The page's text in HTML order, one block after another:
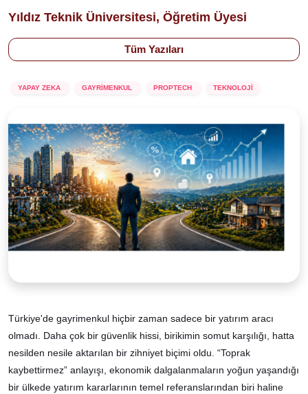
Yıldız Teknik Üniversitesi, Öğretim Üyesi
Tüm Yazıları
YAPAY ZEKA GAYRİMENKUL PROPTECH TEKNOLOJİ
Türkiye'de gayrimenkul hiçbir zaman sadece bir yatırım aracı
olmadı. Daha çok bir güvenlik hissi, birikimin somut karşılığı, hatta
nesilden nesile aktarılan bir zihniyet biçimi oldu. “Toprak
kaybettirmez” anlayışı, ekonomik dalgalanmaların yoğun yaşandığı
bir ülkede yatırım kararlarının temel referanslarından biri haline